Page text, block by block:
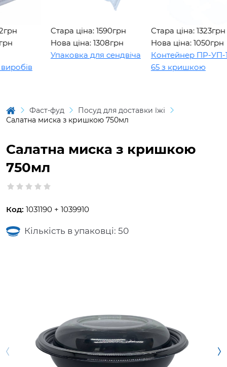
Стара ціна: 1590грн
Нова ціна: 1308грн
Упаковка для сендвіча
Стара ціна: 1323грн
Нова ціна: 1050грн
Контейнер ПР-УП-
65 з кришкою
Фаст-фуд
Посуд для доставки їжі
Салатна миска з кришкою 750мл
Салатна миска з кришкою
750мл
Код: 1031190 + 1039910
Кількість в упаковці: 50